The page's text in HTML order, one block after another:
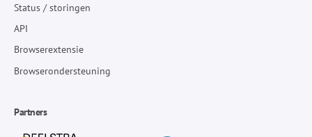
Status / storingen
API
Browserextensie
Browserondersteuning
Partners